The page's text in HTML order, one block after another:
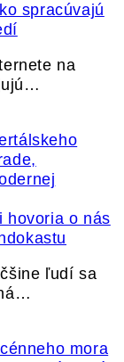
spracúvajú
na
hovoria o nás
ľudí sa